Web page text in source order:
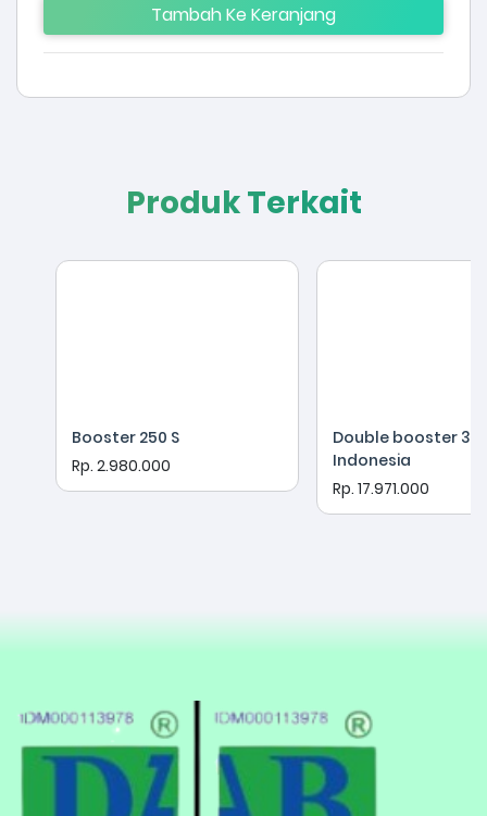
Tambah Ke Keranjang
Produk Terkait
Booster 250 S
Rp. 2.980.000
Double booster
Indonesia
Rp. 17.971.000